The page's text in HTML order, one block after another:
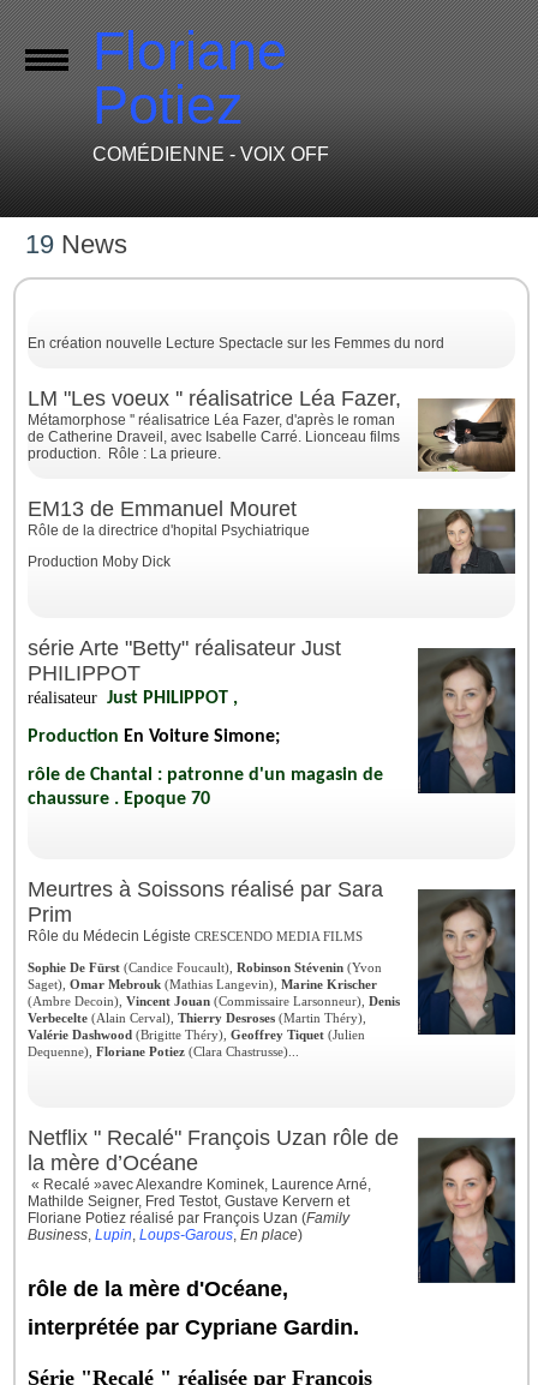
Floriane
Potiez
COMÉDIENNE - VOIX OFF
19 News
En création nouvelle Lecture Spectacle sur les Femmes du nord
LM "Les voeux '' réalisatrice Léa Fazer,
Métamorphose '' réalisatrice Léa Fazer, d'après le roman
de Catherine Draveil, avec Isabelle Carré. Lionceau films
production. Rôle : La prieure.
EM13 de Emmanuel Mouret
Rôle de la directrice d'hopital Psychiatrique
Production Moby Dick
série Arte "Betty" réalisateur Just
PHILIPPOT
réalisateurJust PHILIPPOT ,
Production En Voiture Simone;
rôle de Chantal : patronne d'un magasin de
chaussure . Epoque 70
Meurtres à Soissons réalisé par Sara
Prim
Rôle du Médecin LégisteCRESCENDO MEDIA FILMS
Sophie De Fürst (Candice Foucault),Robinson Stévenin (Yvon
Saget),Omar Mebrouk (Mathias Langevin),Marine Krischer
(Ambre Decoin),Vincent Jouan (Commissaire Larsonneur),Denis
Verbecelte (Alain Cerval),Thierry Desroses (Martin Théry),
Valérie Dashwood (Brigitte Théry),Geoffrey Tiquet (Julien
Dequenne),Floriane Potiez (Clara Chastrusse)...
Netflix " Recalé" François Uzan rôle de
la mère d’Océane
« Recalé »avec Alexandre Kominek, Laurence Arné,
Mathilde Seigner, Fred Testot, Gustave Kervern et
Floriane Potiez réalisé par François Uzan (Family
Business,Lupin,Loups-Garous,En place)
rôle de la mère d'Océane,
interprétée par Cypriane Gardin.
Série "Recalé " réalisée par François